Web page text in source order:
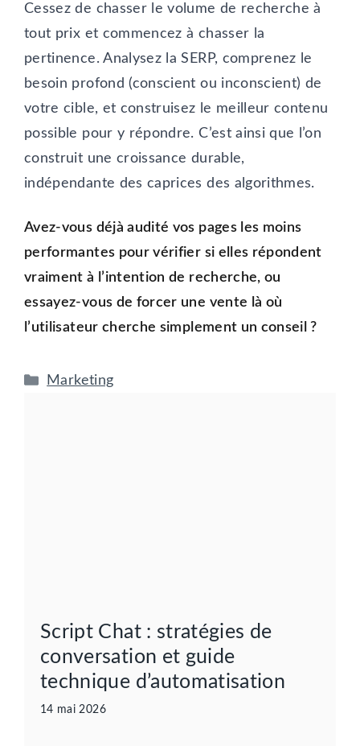
Cessez de chasser le volume de recherche à
tout prix et commencez à chasser la
pertinence. Analysez la SERP, comprenez le
besoin profond (conscient ou inconscient) de
votre cible, et construisez le meilleur contenu
possible pour y répondre. C’est ainsi que l’on
construit une croissance durable,
indépendante des caprices des algorithmes.
Avez-vous déjà audité vos pages les moins
performantes pour vérifier si elles répondent
vraiment à l’intention de recherche, ou
essayez-vous de forcer une vente là où
l’utilisateur cherche simplement un conseil ?
Catégories
Marketing
Script Chat : stratégies de
conversation et guide
technique d’automatisation
14 mai 2026